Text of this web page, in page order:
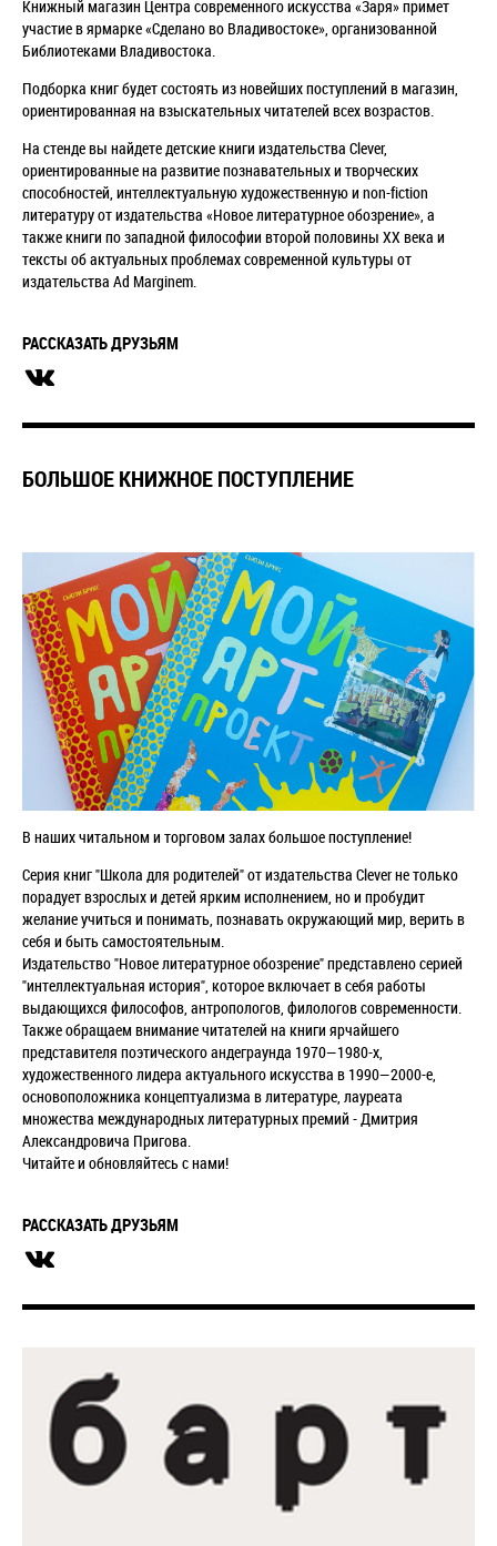
Книжный магазин Центра современного искусства «Заря»примет
участие в ярмарке«Сделано во Владивостоке», организованной
Библиотеками Владивостока.
Подборка книг будет состоять из новейших поступлений в магазин,
ориентированная на взыскательных читателей всех возрастов.
На стенде вы найдете детские книги издательства Clever,
ориентированные на развитие познавательных и творческих
способностей, интеллектуальную художественную и non-fiction
литературу от издательства «Новое литературное обозрение», а
также книги по западной философии второй половины XX века и
тексты об актуальных проблемах современной культуры от
издательства Ad Marginem.
РАССКАЗАТЬ ДРУЗЬЯМ
БОЛЬШОЕ КНИЖНОЕ ПОСТУПЛЕНИЕ
В наших читальном и торговом залах большое поступление!
Серия книг "Школа для родителей" от издательства Clever не только
порадует взрослых и детей ярким исполнением, но и пробудит
желание учиться и понимать, познавать окружающий мир, верить в
себя и быть самостоятельным.
Издательство "Новое литературное обозрение" представлено серией
"интеллектуальная история", которое включает в себя работы
выдающихся философов, антропологов, филологов современности.
Также обращаем внимание читателей на книги ярчайшего
представителя поэтического андеграунда 1970—1980-x,
художественного лидера актуального искусства в 1990—2000-е,
основоположника концептуализма в литературе, лауреата
множества международных литературных премий - Дмитрия
Александровича Пригова.
Читайте и обновляйтесь с нами!
РАССКАЗАТЬ ДРУЗЬЯМ